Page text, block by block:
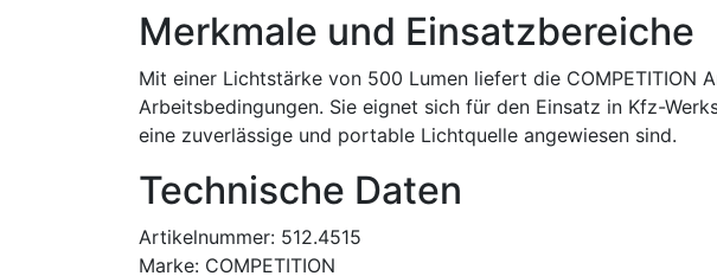
Merkmale und Einsatzbereiche
Mit einer Lichtstärke von 500 Lumen liefert die COMPETITION
Arbeitsbedingungen. Sie eignet sich für den Einsatz in Kfz-
eine zuverlässige und portable Lichtquelle angewiesen sind.
Technische Daten
Artikelnummer: 512.4515
Marke: COMPETITION